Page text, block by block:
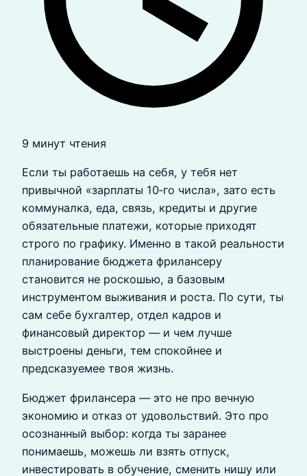
9 минут чтения
Если ты работаешь на себя, у тебя нет
привычной «зарплаты 10‑го числа», зато есть
коммуналка, еда, связь, кредиты и другие
обязательные платежи, которые приходят
строго по графику. Именно в такой реальности
планирование бюджета фрилансеру
становится не роскошью, а базовым
инструментом выживания и роста. По сути, ты
сам себе бухгалтер, отдел кадров и
финансовый директор — и чем лучше
выстроены деньги, тем спокойнее и
предсказуемее твоя жизнь.
Бюджет фрилансера — это не про вечную
экономию и отказ от удовольствий. Это про
осознанный выбор: когда ты заранее
понимаешь, можешь ли взять отпуск,
инвестировать в обучение, сменить нишу или